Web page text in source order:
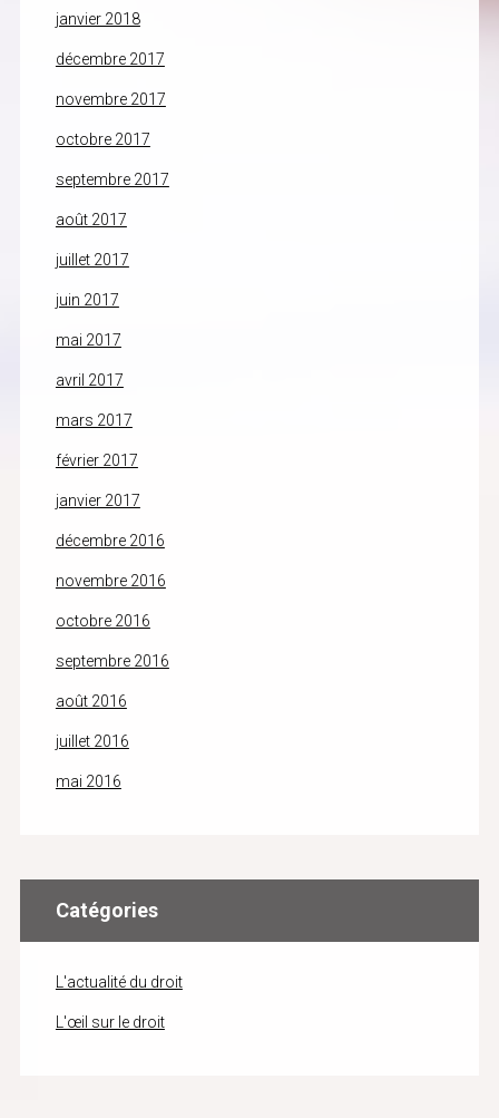
janvier 2018
décembre 2017
novembre 2017
octobre 2017
septembre 2017
août 2017
juillet 2017
juin 2017
mai 2017
avril 2017
mars 2017
février 2017
janvier 2017
décembre 2016
novembre 2016
octobre 2016
septembre 2016
août 2016
juillet 2016
mai 2016
Catégories
L'actualité du droit
L'œil sur le droit